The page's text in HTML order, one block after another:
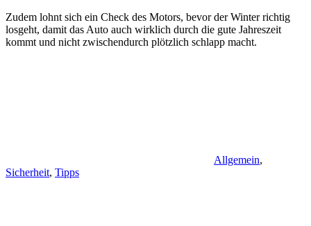
Zudem lohnt sich ein Check des Motors, bevor der Winter richtig
losgeht, damit das Auto auch wirklich durch die gute Jahreszeit
kommt und nicht zwischendurch plötzlich schlapp macht.
Allgemein,
Sicherheit, Tipps